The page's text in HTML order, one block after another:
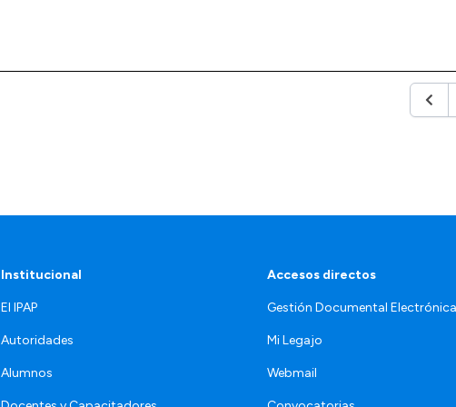
Institucional
El IPAP
Autoridades
Alumnos
Accesos directos
Gestión Documental Electrónica
Mi Legajo
Webmail